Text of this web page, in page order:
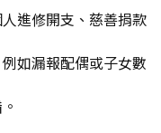
人進修開支、慈善捐款
例如漏報配偶或子女數